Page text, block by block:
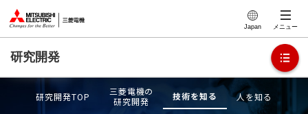
Japan メニュー
研究開発
研究開発TOP
三菱電機の
研究開発
技術を知る 人を知る